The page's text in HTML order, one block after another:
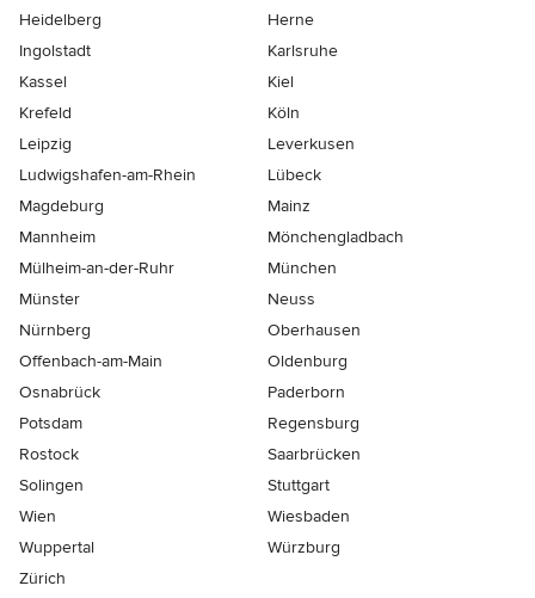
Heidelberg
Herne
Ingolstadt
Karlsruhe
Kassel
Kiel
Krefeld
Köln
Leipzig
Leverkusen
Ludwigshafen-am-Rhein
Lübeck
Magdeburg
Mainz
Mannheim
Mönchen­gladbach
Mülheim-an-der-Ruhr
München
Münster
Neuss
Nürnberg
Oberhausen
Offenbach-am-Main
Oldenburg
Osnabrück
Paderborn
Potsdam
Regensburg
Rostock
Saarbrücken
Solingen
Stuttgart
Wien
Wiesbaden
Wuppertal
Würzburg
Zürich